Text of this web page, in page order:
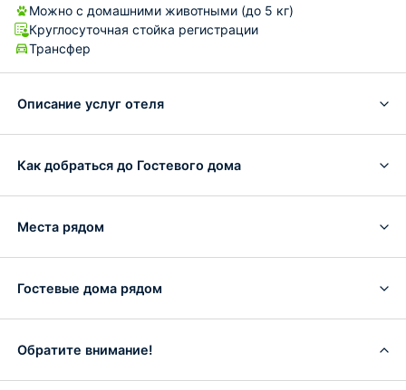
Можно с домашними животными (до 5 кг)
Круглосуточная стойка регистрации
Трансфер
Описание услуг отеля
Как добраться до Гостевого дома
Места рядом
Гостевые дома рядом
Обратите внимание!